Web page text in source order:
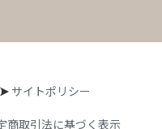
サイトポリシー
商取引法に基づく表示